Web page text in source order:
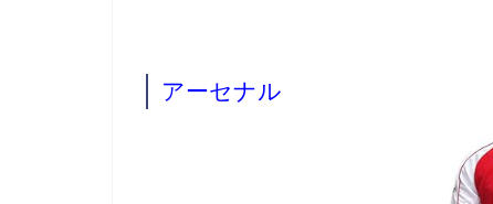
アーセナル